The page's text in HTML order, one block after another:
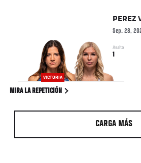
VICTORIA
PEREZ
Sep. 28,
Asalto
1
MIRA LA REPETICIÓN
CARGA MÁS